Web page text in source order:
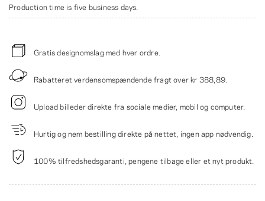
Production time is five business days.
Gratis designomslag med hver ordre.
Rabatteret verdensomspændende fragt overkr 388,89
Upload billeder direkte fra sociale medier, mobil og computer.
Hurtig og nem bestilling direkte på nettet, ingen app nødvendig.
100% tilfredshedsgaranti, pengene tilbage eller et nyt produkt.